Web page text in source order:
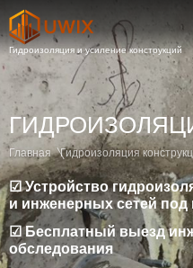
Главная Гидроизоляция
☑ Устройство
и инженерных сетей под
☑ Бесплатный выезд
обследования